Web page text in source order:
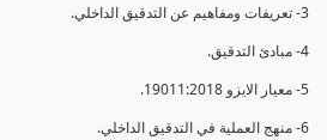
3- تعريفات ومفاهيم عن التدقيق الداخلي.
4- مبادئ التدقيق.
5- معيار الايزو 19011:2018.
6- منهج العملية في التدقيق الداخلي.